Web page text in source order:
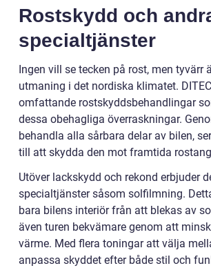
Rostskydd och
specialtjänster
Ingen vill se tecken på rost, men tyvärr
utmaning i det nordiska klimatet.
omfattande rostskyddsbehandlingar
dessa obehagliga överraskningar.
behandla alla sårbara delar av bilen,
till att skydda den mot framtida
Utöver lackskydd och rekond erbjuder
specialtjänster såsom solfilmning.
bara bilens interiör från att blekas av
även turen bekvämare genom att
värme. Med flera toningar att välja
anpassa skyddet efter både stil och